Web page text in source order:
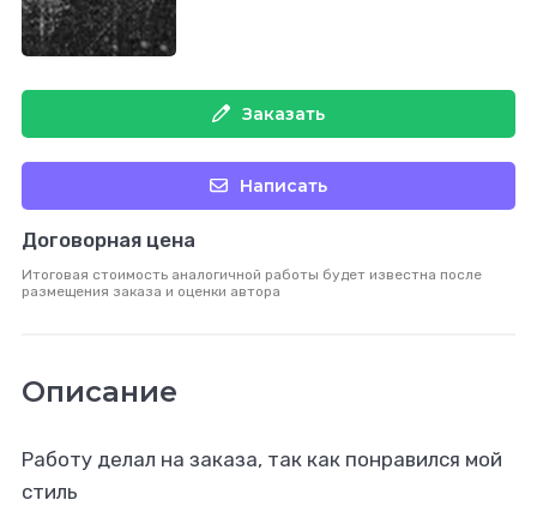
Заказать
Написать
Договорная цена
Итоговая стоимость аналогичной работы будет известна после
размещения заказа и оценки автора
Описание
Работу делал на заказа, так как понравился мой
стиль